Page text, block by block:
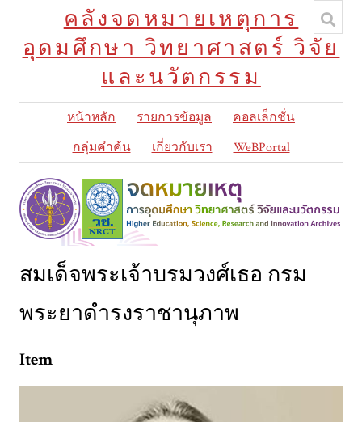
คลังจดหมายเหตุการ
อุดมศึกษา วิทยาศาสตร์ วิจัย
และนวัตกรรม
หน้าหลัก รายการข้อมูล
คอลเล็กชั่น
กลุ่มคำค้น
เกี่ยวกับเรา WeBPortal
สมเด็จพระเจ้าบรมวงศ์เธอ กรม
พระยาดำรงราชานุภาพ
Item